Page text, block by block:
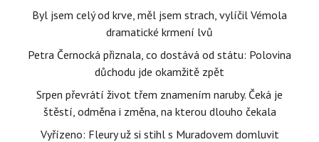
Byl jsem celý od krve, měl jsem strach, vylíčil Vémola
dramatické krmení lvů
Petra Černocká přiznala, co dostává od státu: Polovina
důchodu jde okamžitě zpět
Srpen převrátí život třem znamením naruby. Čeká je
štěstí, odměna i změna, na kterou dlouho čekala
Vyřízeno: Fleury už si stihl s Muradovem domluvit